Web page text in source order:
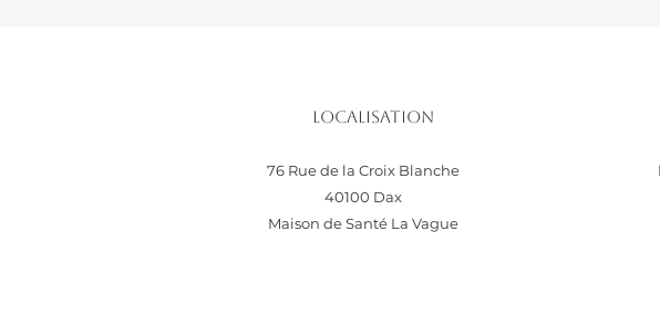
Localisation
76 Rue de la Croix Blanche
40100 Dax
Maison de Santé La Vague